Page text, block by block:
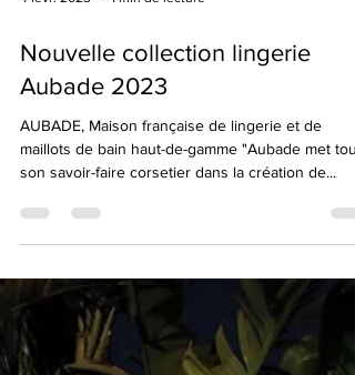
Nouvelle collection lingerie
Aubade 2023
AUBADE, Maison française de lingerie et de
son savoir-faire corsetier dans la création de...